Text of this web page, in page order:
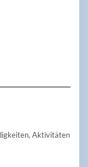
Aktivitäten